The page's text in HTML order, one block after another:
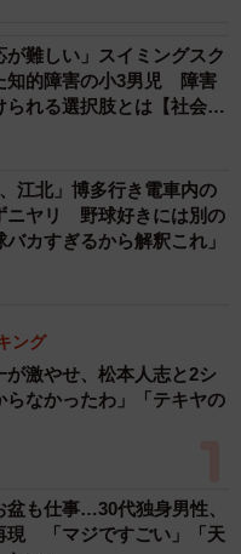
が難しい」スイミングスク
知的障害の小3男児 障害
れる選択肢とは【社会福
江北」博多行き電車内の
ニヤリ 野球好きには別の
カすぎるから解釈これ」
ング
が激やせ、松本人志と2シ
らなかったわ」「テキヤの
盆も仕事…30代独身男性、
現 「マジですごい」「天